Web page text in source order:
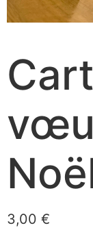
3,00 €